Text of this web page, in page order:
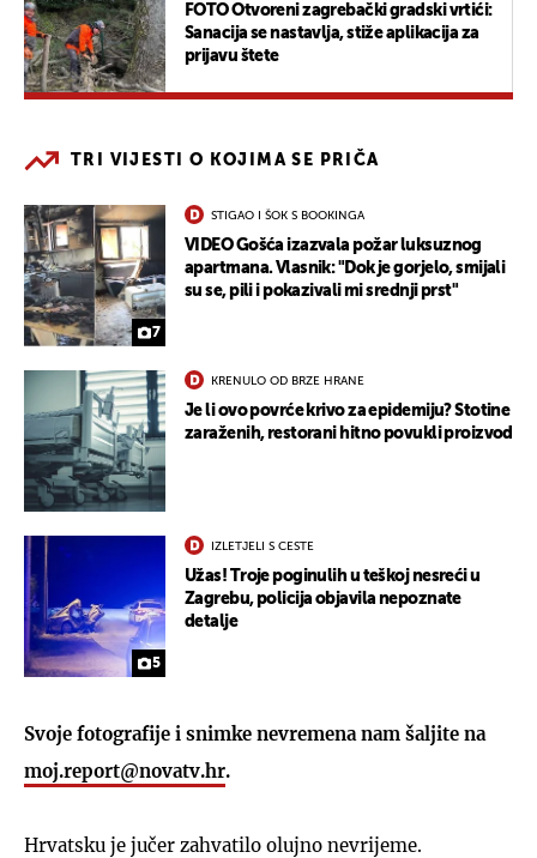
FOTO Otvoreni zagrebački gradski vrtići:
Sanacija se nastavlja, stiže aplikacija za
prijavu štete
TRI VIJESTI O KOJIMA SE PRIČA
7
STIGAO I ŠOK S BOOKINGA
VIDEO Gošća izazvala požar luksuznog
apartmana. Vlasnik: "Dok je gorjelo, smijali
su se, pili i pokazivali mi srednji prst"
KRENULO OD BRZE HRANE
Je li ovo povrće krivo za epidemiju? Stotine
zaraženih, restorani hitno povukli proizvod
5
IZLETJELI S CESTE
Užas! Troje poginulih u teškoj nesreći u
Zagrebu, policija objavila nepoznate
detalje
Svoje fotografije i snimke nevremena nam šaljite na
moj.report@novatv.hr.
Hrvatsku je jučer zahvatilo olujno nevrijeme.